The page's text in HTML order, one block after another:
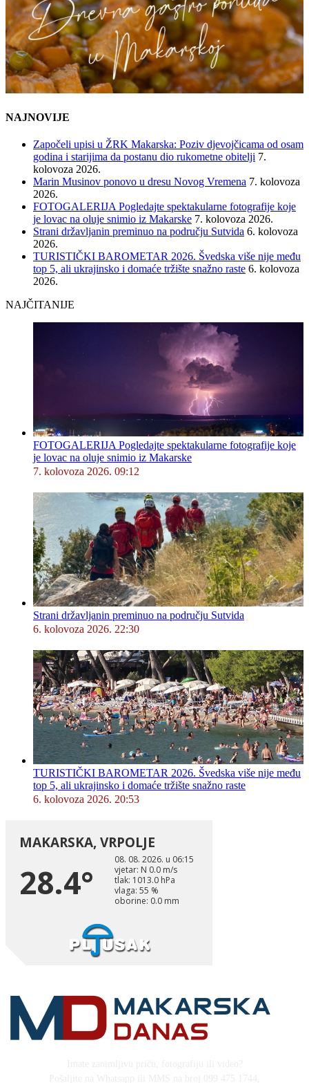
NAJNOVIJE
Započeli upisi u ŽRK Makarska: Poziv djevojčicama od osam
godina i starijima da postanu dio rukometne obitelji 7.
kolovoza 2026.
Marin Musinov ponovo u dresu Novog Vremena 7. kolovoza
2026.
FOTOGALERIJA Pogledajte spektakularne fotografije koje
je lovac na oluje snimio iz Makarske 7. kolovoza 2026.
Strani državljanin preminuo na području Sutvida 6. kolovoza
2026.
TURISTIČKI BAROMETAR 2026. Švedska više nije među
top 5, ali ukrajinsko i domaće tržište snažno raste 6. kolovoza
2026.
NAJČITANIJE
FOTOGALERIJA Pogledajte spektakularne fotografije koje
je lovac na oluje snimio iz Makarske
7. kolovoza 2026. 09:12
Strani državljanin preminuo na području Sutvida
6. kolovoza 2026. 22:30
TURISTIČKI BAROMETAR 2026. Švedska više nije među
top 5, ali ukrajinsko i domaće tržište snažno raste
6. kolovoza 2026. 20:53